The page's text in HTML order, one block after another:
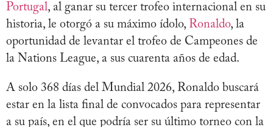
Portugal, al ganar su tercer trofeo internacional en su
historia, le otorgó a su máximo ídolo, Ronaldo, la
oportunidad de levantar el trofeo de Campeones de
la Nations League, a sus cuarenta años de edad.
A solo 368 días del Mundial 2026, Ronaldo buscará
estar en la lista final de convocados para representar
a su país, en el que podría ser su último torneo con la